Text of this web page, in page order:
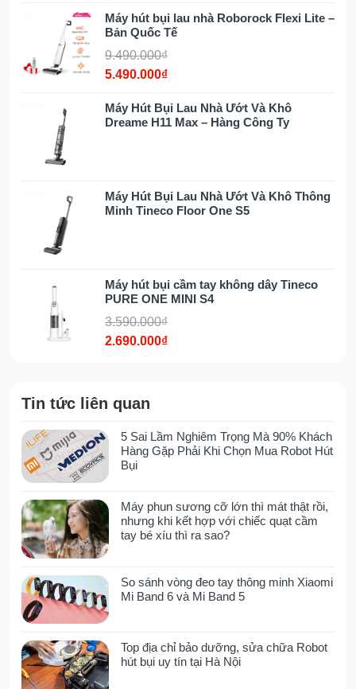
Thiết kế gập phẳng 180° giúp vệ
sinh linh hoạt ở khu vực thấp
Máy hút bụi lau nhà Tineco Floor One S9 Artist
sở hữu thiết kế gập phẳng 180° ấn tượng, với
độ dày chỉ 12.85 cm, giúp dễ dàng tiếp cận và
vệ sinh các khu vực thấp như gầm giường,
HyperStretch, thiết bị có thể nén tối đa, hỗ trợ
di chuyển linh hoạt vào những góc khuất nhỏ
nhất mà không gặp trở ngại. Điều này giúp
quá trình làm sạch trở nên dễ dàng hơn, đảm
trí khó tiếp cận.
Hệ thống tách nước bẩn 3 khoang
điểm nhấn nổi bật của Tineco Floor One S9
khoang tiên tiến. Công nghệ này giúp phân
tách hiệu quả giữa khí, lỏng và rắn, từ đó bảo
vệ động cơ khỏi nước và bụi bẩn, kéo dài tuổi
thống này diễn ra theo ba giai đoạn:
Khí được tách riêng khỏi hỗn hợp nước và
chất thải, sau đó được thải ra ngoài.
Nước thải được lắng xuống trong buồng
chứa riêng biệt.
Chất thải rắn được giữ lại tại một khoang
chứa khác.
Hệ thống này có khả năng phân tách chất thải
gấp 5 lần so với các hệ thống thông thường,
Máy hút bụi lau nhà Roborock Flexi Lite –
Bản Quốc Tế
9.490.000₫
5.490.000₫
Máy Hút Bụi Lau Nhà Ướt Và Khô
Dreame H11 Max – Hàng Công Ty
Máy Hút Bụi Lau Nhà Ướt Và Khô Thông
Minh Tineco Floor One S5
Máy hút bụi cầm tay không dây Tineco
PURE ONE MINI S4
3.590.000₫
2.690.000₫
Tin tức liên quan
5 Sai Lầm Nghiêm Trọng Mà 90% Khách
Hàng Gặp Phải Khi Chọn Mua Robot Hút
Bụi
Máy phun sương cỡ lớn thì mát thật rồi,
nhưng khi kết hợp với chiếc quạt cầm
tay bé xíu thì ra sao?
So sánh vòng đeo tay thông minh Xiaomi
Mi Band 6 và Mi Band 5
Top địa chỉ bảo dưỡng, sửa chữa Robot
hút bụi uy tín tại Hà Nội